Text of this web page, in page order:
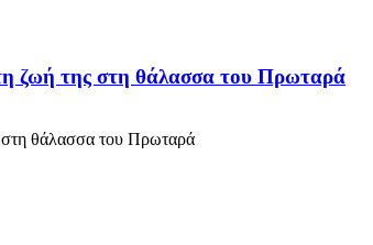
ζωή της στη θάλασσα του Πρωταρά